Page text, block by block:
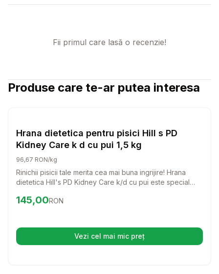
Fii primul care lasă o recenzie!
Produse care te-ar putea interesa
Hrana dietetica pentru pisici Hill s PD
Kidney Care k d cu pui 1,5 kg
96,67 RON/kg
Rinichii pisicii tale merita cea mai buna ingrijire! Hrana
dietetica Hill's PD Kidney Care k/d cu pui este special
progresia afectiunilor renale. O alegere delicioasa si
Preț: 145.00
145,00RON
Vezi cel mai mic preț(se deschide într-o filă nouă)